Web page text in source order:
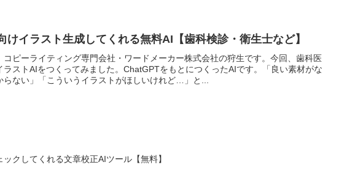
けイラスト生成してくれる無料AI【歯科検診・衛生士など】
コピーライティング専門会社・ワードメーカー株式会社の狩生です。今回、歯科医
ラストAIをつくってみました。ChatGPTをもとにつくったAIです。「良い素材がな
らない」「こういうイラストがほしいけれど…」と...
クしてくれる文章校正AIツール【無料】